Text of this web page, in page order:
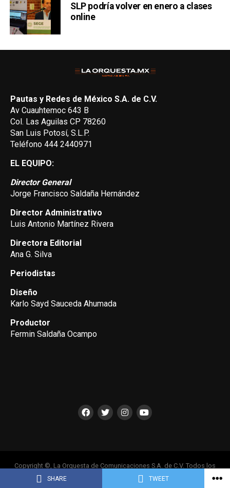
SHARE TWEET
SLP podría volver en enero a clases
online
Pautas y Redes de México S.A. de C.V.
Av Cuauhtemoc 643 B
Col. Las Aguilas CP 78260
San Luis Potosí, S.L.P.
Teléfono 444 2440971
EL EQUIPO:
Director General
Jorge Francisco Saldaña Hernández
Director Administrativo
Luis Antonio Martínez Rivera
Directora Editorial
Ana G. Silva
Periodistas
Diseño
Karlo Sayd Sauceda Ahumada
Productor
Fermin Saldaña Ocampo
Copyright ©, La Orquesta de Comunicaciones S.A. de C.V. Todos los
Derechos Reservados